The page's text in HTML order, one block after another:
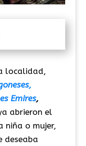
localidad,
Emires,
abrieron el
niña o mujer,
deseaba